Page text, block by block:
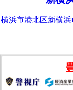
横浜市港北区新横